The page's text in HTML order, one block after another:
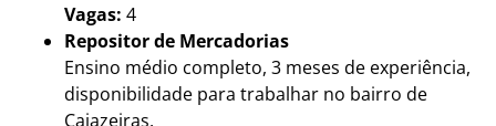
Vagas: 4
Repositor de Mercadorias
Ensino médio completo, 3 meses de experiência,
disponibilidade para trabalhar no bairro de
Cajazeiras.